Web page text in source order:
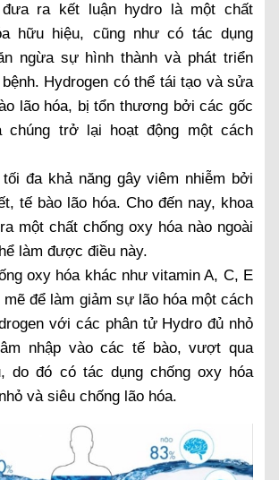
ra kết luận hydro là một chất
hữu hiệu, cũng như có tác dụng
ngừa sự hình thành và phát triển
Hydrogen có thể tái tạo và sửa
lão hóa, bị tổn thương bởi các gốc
trở lại hoạt động một cách
đa khả năng gây viêm nhiễm bởi
tế bào lão hóa. Cho đến nay, khoa
một chất chống oxy hóa nào ngoài
làm được điều này.
oxy hóa khác như vitamin A, C, E
để làm giảm sự lão hóa một cách
với các phân tử Hydro đủ nhỏ
nhập vào các tế bào, vượt qua
do đó có tác dụng chống oxy hóa
và siêu chống lão hóa.